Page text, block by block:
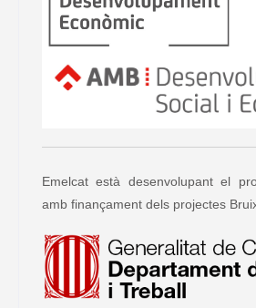
Emelcat està desenvolupant el
amb finançament dels projectes